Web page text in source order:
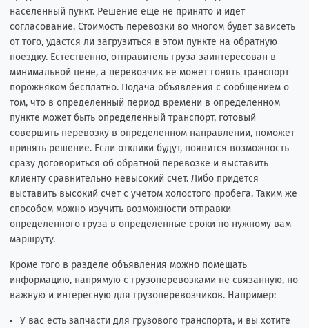
населенный пункт. Решение еще не принято и идет
согласование. Стоимость перевозки во многом будет зависеть
от того, удастся ли загрузиться в этом пункте на обратную
поездку. Естественно, отправитель груза заинтересован в
минимальной цене, а перевозчик не может гонять транспорт
порожняком бесплатно. Подача объявления с сообщением о
том, что в определенный период времени в определенном
пункте может быть определенный транспорт, готовый
совершить перевозку в определенном направлении, поможет
принять решение. Если отклики будут, появится возможность
сразу договориться об обратной перевозке и выставить
клиенту сравнительно невысокий счет. Либо придется
выставить высокий счет с учетом холостого пробега. Таким же
способом можно изучить возможности отправки
определенного груза в определенные сроки по нужному вам
маршруту.
Кроме того в разделе объявления можно помещать
информацию, напрямую с грузоперевозками не связанную, но
важную и интересную для грузоперевозчиков. Например:
У вас есть запчасти для грузового транспорта, и вы хотите